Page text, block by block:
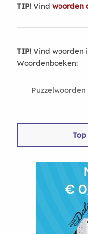
TIP!Vind woorden
TIP!Vind woorden
Woordenboeken:
Puzzelwoorden